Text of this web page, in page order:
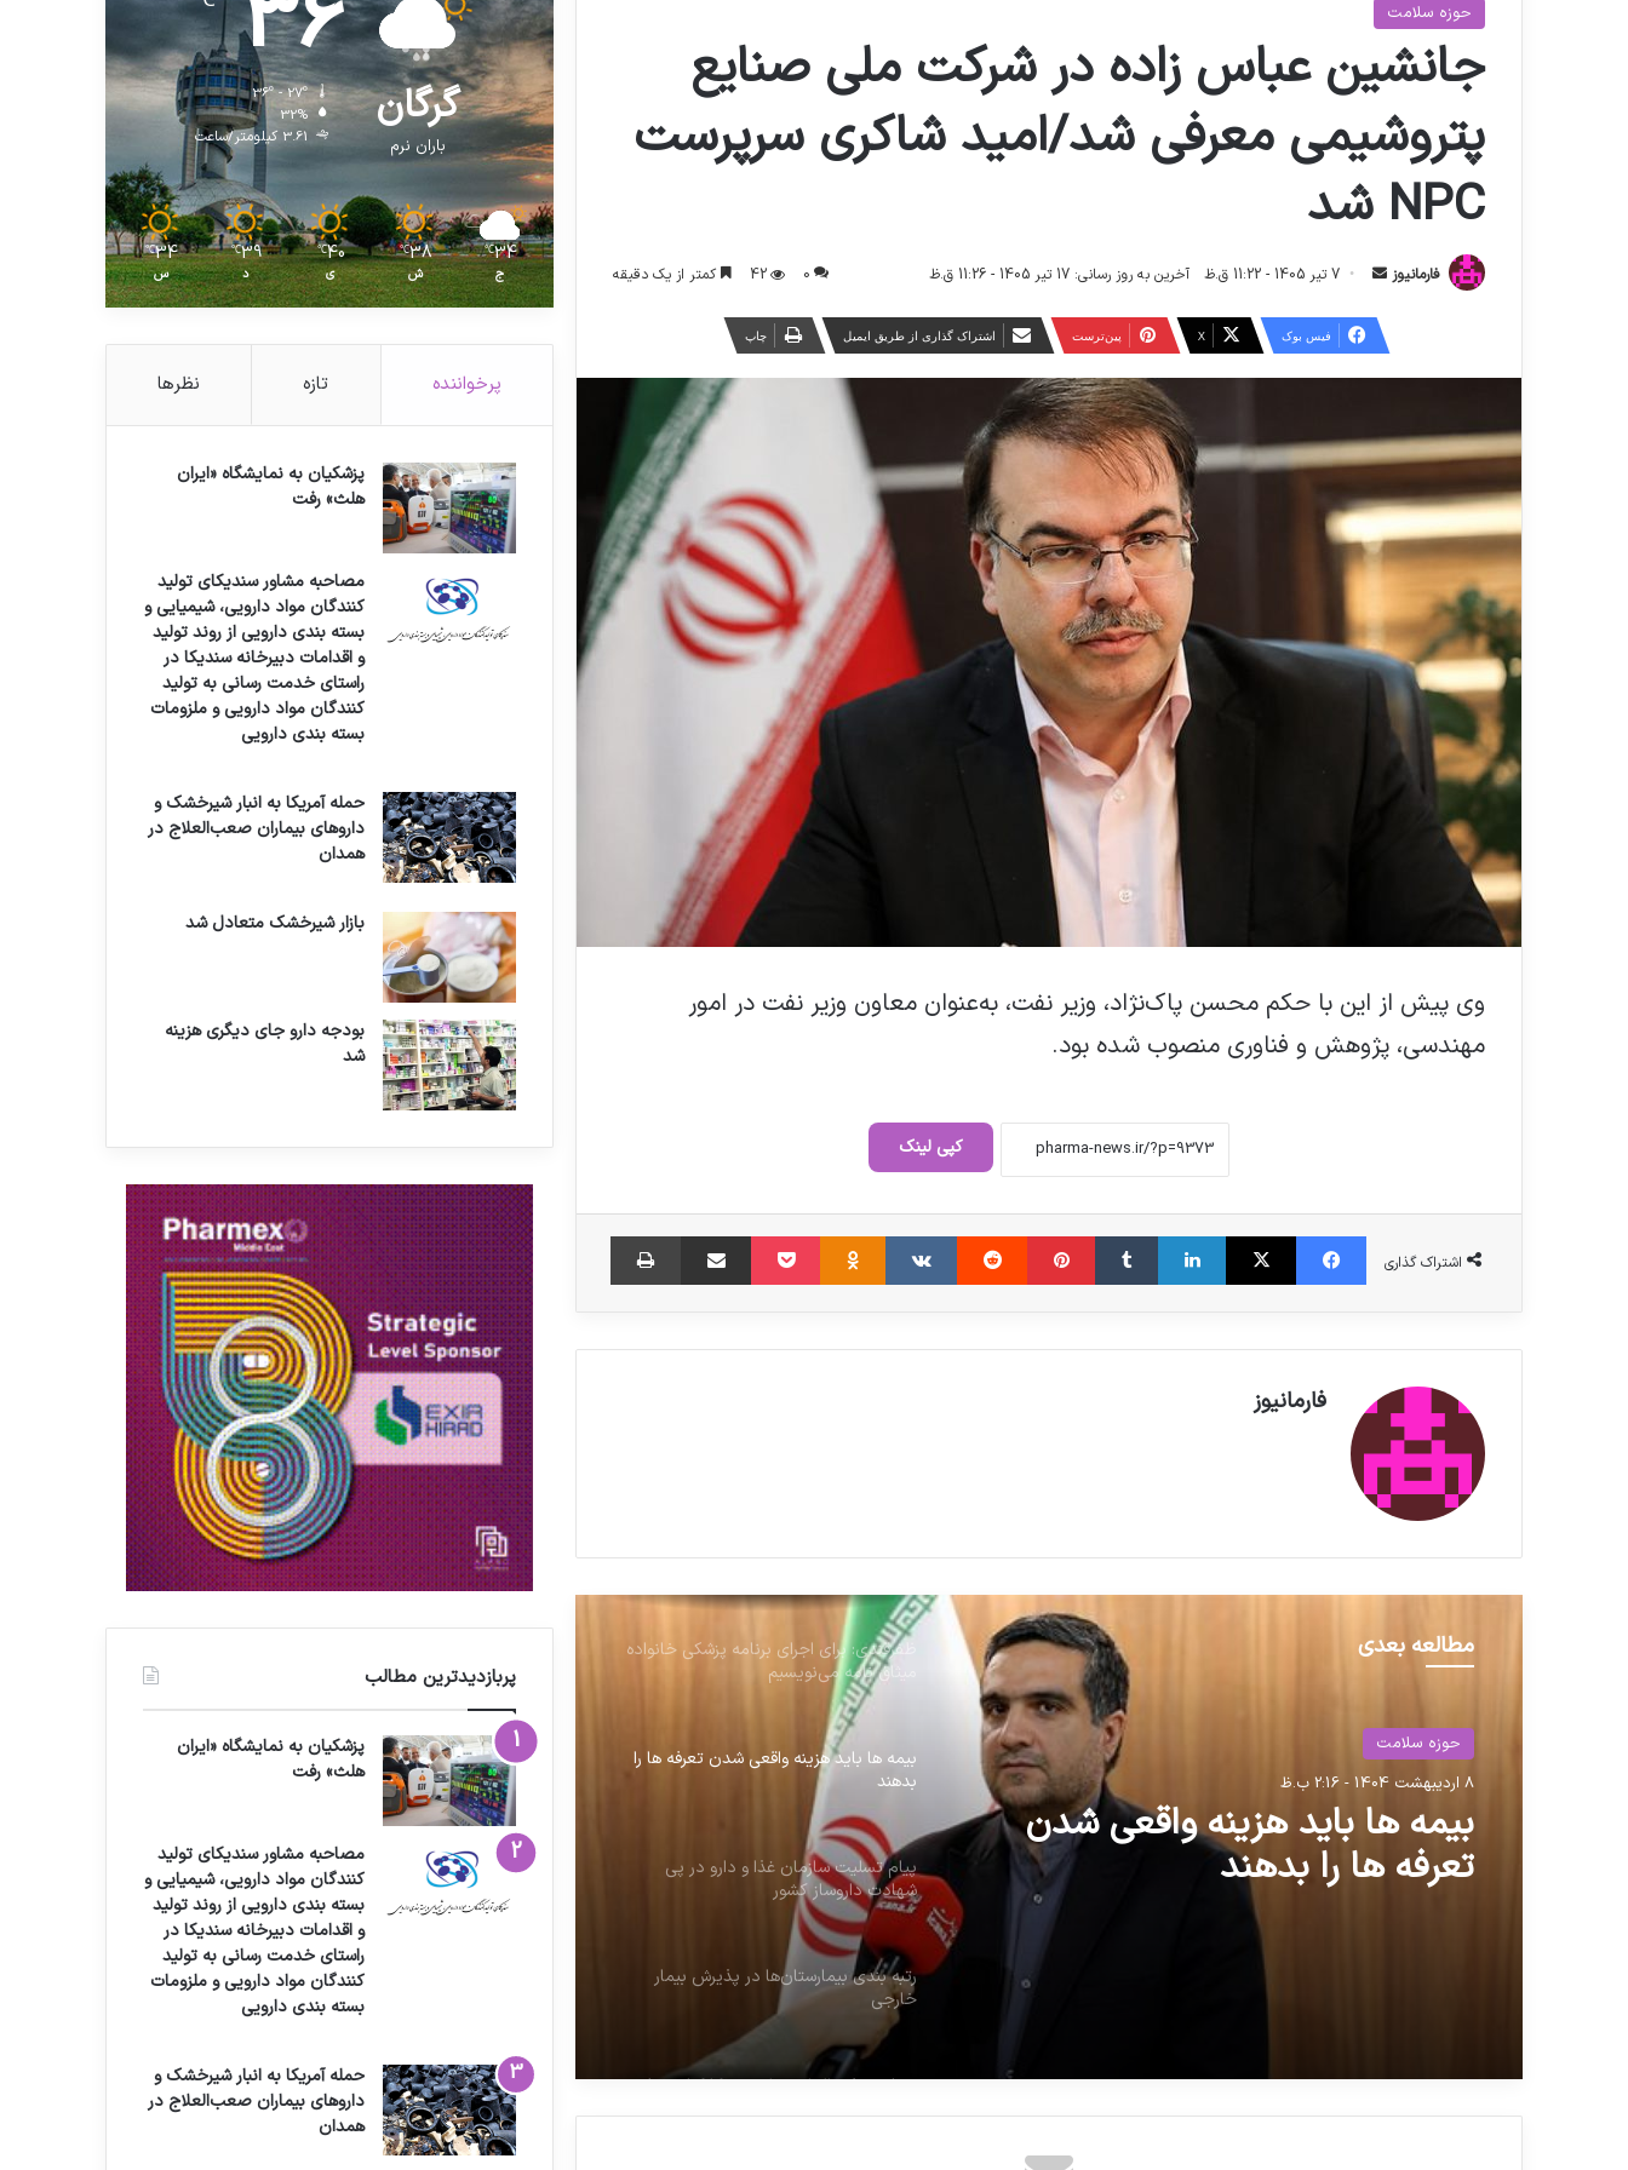
حوزه سلامت
جانشین عباس زاده در شرکت ملی صنایع
پتروشیمی معرفی شد/امید شاکری سرپرست
NPC شد
فارمانیوز
س
ی
ی
ل
7 تیر 1405 - 11:22 ق.ظ آخرین به روز رسانی: 17 تیر 1405 - 11:26 ق.ظ 0
42 کمتر از یک دقیقه
فیس بوک X ‫پین‌ترست اشتراک گذاری از طریق ایمیل چاپ
وی پیش از این با حکم محسن پاک‌نژاد، وزیر نفت، به‌عنوان معاون وزیر نفت در امور
مهندسی، پژوهش و فناوری منصوب شده بود.
کپی لینک
اشتراک گذاری
فیس بوک X لینکدین ‫تامبلر ‫پین‌ترست ‫رددیت ‫VKontakte
‫Odnoklassniki پاکت اشتراک گذاری از طریق ایمیل
فارمانیوز
مطالعه بعدی
حوزه سلامت
8 اردیبهشت 1404 - 2:16 ب.ظ
بیمه ها باید هزینه واقعی شدن
تعرفه ها را بدهند
بدهند
پیام تسلیت سازمان غذا و دارو در پی
شهادت داروساز کشور
خارجی
آموزشی
ظفرقندی: برای اجرای برنامه پزشکی خانواده
میثاق نامه می‌نویسیم
بیمه ها باید هزینه واقعی شدن تعرفه ها را
بدهند
پیام تسلیت سازمان غذا و دارو در پی
شهادت داروساز کشور
رتبه بندی بیمارستان‌ها در پذیرش بیمار
خارجی
پرداخت فوق‌العاده خاص به کارکنان دولت
گرگان
باران نرم
36º - 27º
32%
3.61 کیلومتر/ساعت
34
℃
ج
38
℃
ش
40
℃
ی
39
℃
د
34
℃
س
پرخواننده تازه نظرها
پزشکیان به نمایشگاه «ایران
هلث» رفت
مصاحبه مشاور سندیکای تولید
کنندگان مواد دارویی، شیمیایی و
بسته بندی دارویی از روند تولید
و اقدامات دبیرخانه سندیکا در
راستای خدمت رسانی به تولید
کنندگان مواد دارویی و ملزومات
بسته بندی دارویی
حمله آمریکا به انبار شیرخشک و
داروهای بیماران صعب‌العلاج در
همدان
بازار شیرخشک متعادل شد
بودجه دارو جای دیگری هزینه
شد
پربازدیدترین مطالب
پزشکیان به نمایشگاه «ایران
هلث» رفت
مصاحبه مشاور سندیکای تولید
کنندگان مواد دارویی، شیمیایی و
بسته بندی دارویی از روند تولید
و اقدامات دبیرخانه سندیکا در
راستای خدمت رسانی به تولید
کنندگان مواد دارویی و ملزومات
بسته بندی دارویی
حمله آمریکا به انبار شیرخشک و
داروهای بیماران صعب‌العلاج در
همدان